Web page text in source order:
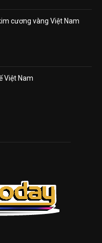
cương vàng Việt Nam
Việt Nam